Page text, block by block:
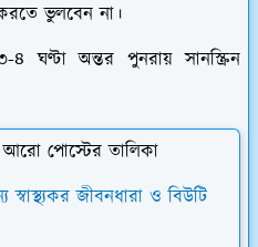
করতে ভুলবেন না।
ঘণ্টা অন্তর পুনরায় সানস্ক্রিন
পোস্টের তালিকা
জীবনধারা ও বিউটি